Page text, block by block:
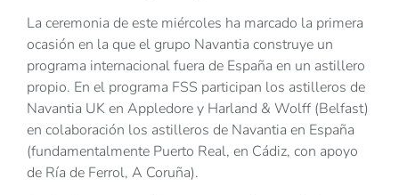
La ceremonia de este miércoles ha marcado la primera
ocasión en la que el grupo Navantia construye un
programa internacional fuera de España en un astillero
propio. En el programa FSS participan los astilleros de
Navantia UK en Appledore y Harland & Wolff (Belfast)
en colaboración los astilleros de Navantia en España
(fundamentalmente Puerto Real, en Cádiz, con apoyo
de Ría de Ferrol, A Coruña).